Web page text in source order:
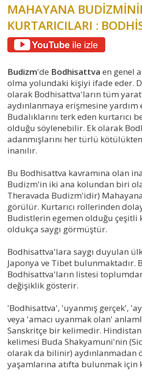
MAHAYANA
KURTARICILARI :
Budizm'de Bodhisattva en genel
olma yolundaki kişiyi ifade eder.
olarak Bodhisattva'ların tüm
aydınlanmaya erişmesine yardım
Budalıklarını terk eden kurtarıcı
olduğu söylenebilir. Ek olarak
adanmışlarını her türlü
inanılır.
Bu Bodhisattva kavramına olan
Budizm'in iki ana kolundan biri
Theravada Budizm'idir)
görülür. Kurtarıcı rollerinden
Budistlerin egemen olduğu çeşitli
oldukça saygı görmüştür.
Bodhisattva'lara saygı duyulan
Japonya ve Tibet bulunmaktadır.
Bodhisattva'ların listesi
değişiklik gösterir.
'Bodhisattva', 'uyanmış gerçek',
veya 'amacı uyanmak olan'
Sanskritçe bir kelimedir.
kelimesi Buda Shakyamuni'nin
olarak da bilinir) aydınlanmadan
yaşamlarına atıfta bulunmak için